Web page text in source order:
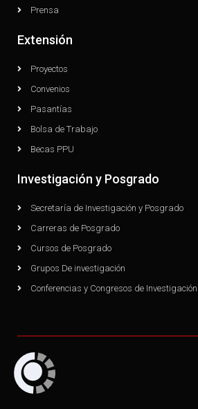
Prensa
Extensión
Proyectos
Convenios
Pasantías
Bolsa de Trabajo
Becas PPU
Investigación y Posgrado
Secretaría de Investigación y Posgrado
Carreras de Posgrado
Cursos de Posgrado
Grupos De investigación
Conferencias y Congresos de Investigación